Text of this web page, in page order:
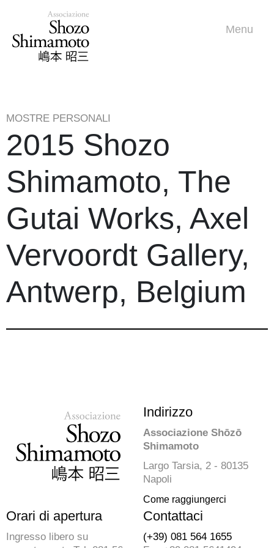
Menu
MOSTRE PERSONALI
2015 Shozo
Shimamoto, The
Gutai Works, Axel
Vervoordt Gallery,
Antwerp, Belgium
Indirizzo
Associazione Shōzō
Shimamoto
Largo Tarsia, 2 - 80135
Napoli
Come raggiungerci
Orari di apertura
Ingresso libero su
Contattaci
(+39) 081 564 1655